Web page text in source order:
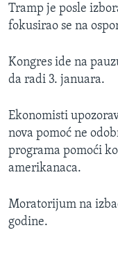
Tramp je posle
fokusirao se na
Kongres ide na
da radi 3. januara.
Ekonomisti
nova pomoć ne
programa pomoći
amerikanaca.
Moratorijum na
godine.